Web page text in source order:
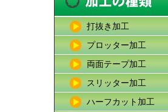
打抜き加工
プロッター加工
両面テープ加工
スリッター加工
ハーフカット加工